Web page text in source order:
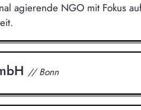
agierende NGO mit Fokus
// Bonn